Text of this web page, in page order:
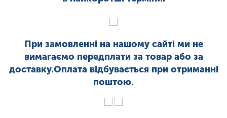
При замовленні на нашому сайті ми не
вимагаємо передплати за товар або за
доставку.Оплата відбувається при отриманні
поштою.